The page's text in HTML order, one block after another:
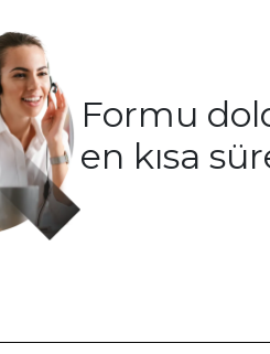
Formu
en kısa